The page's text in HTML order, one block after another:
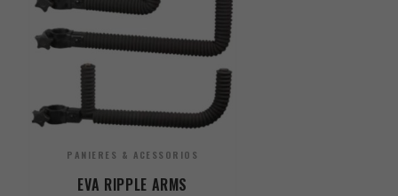
PANIERES & ACESSORIOS
EVA RIPPLE ARMS